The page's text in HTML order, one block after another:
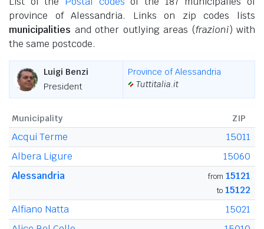
province of Alessandria. Links on zip codes lists
municipalities and other outlying areas (frazioni) with
the same postcode.
Luigi Benzi
President
Province of Alessandria
Tuttitalia.it
Municipality ZIP
Acqui Terme
15011
Albera Ligure
15060
Alessandria
from 15121
to 15122
Alfiano Natta
15021